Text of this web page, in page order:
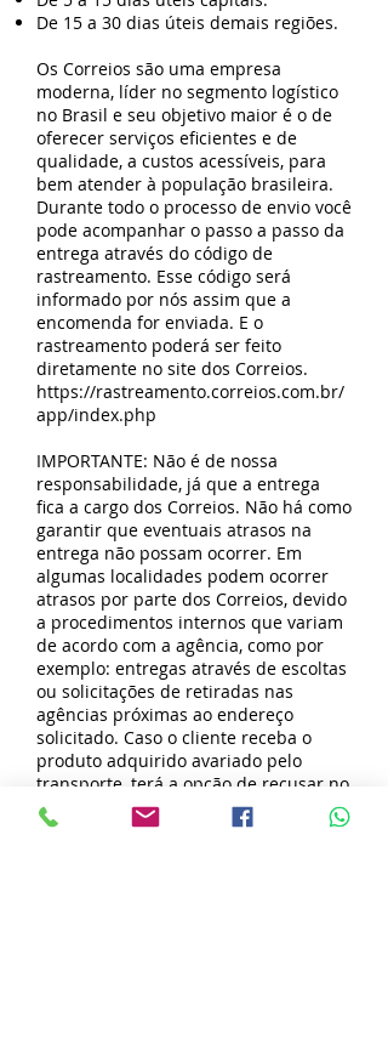
De 15 a 30 dias úteis demais regiões.
Os Correios são uma empresa
moderna, líder no segmento logístico
no Brasil e seu objetivo maior é o de
oferecer serviços eficientes e de
qualidade, a custos acessíveis, para
bem atender à população brasileira.
Durante todo o processo de envio você
pode acompanhar o passo a passo da
entrega através do código de
rastreamento. Esse código será
informado por nós assim que a
encomenda for enviada. E o
rastreamento poderá ser feito
diretamente no site dos Correios.
https://rastreamento.correios.com.br/
app/index.php
IMPORTANTE: Não é de nossa
responsabilidade, já que a entrega
fica a cargo dos Correios. Não há como
garantir que eventuais atrasos na
entrega não possam ocorrer. Em
algumas localidades podem ocorrer
atrasos por parte dos Correios, devido
a procedimentos internos que variam
de acordo com a agência, como por
exemplo: entregas através de escoltas
ou solicitações de retiradas nas
agências próximas ao endereço
solicitado. Caso o cliente receba o
produto adquirido avariado pelo
transporte, terá a opção de recusar no
ato da entrega e posteriormente será
feita a substituição do produto, ou